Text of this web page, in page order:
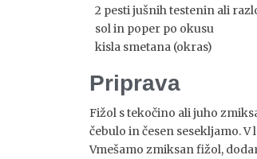
2 pesti jušnih testenin ali
sol in poper po okusu
kisla smetana (okras)
Priprava
Fižol s tekočino ali juho
čebulo in česen sesekljamo.
Vmešamo zmiksan fižol,